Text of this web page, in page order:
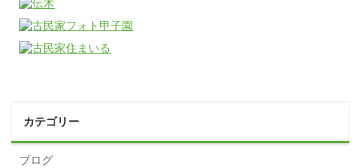
カテゴリー
ブログ